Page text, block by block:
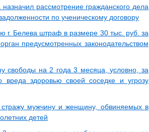
рассмотрение гражданского дела
по ученическому договору
г. Белева штраф в размере 30 тыс. руб. за
предусмотренных законодательством
свободы на 2 года 3 месяца, условно, за
вреда здоровью своей соседке и угрозу
мужчину и женщину, обвиняемых в
детей